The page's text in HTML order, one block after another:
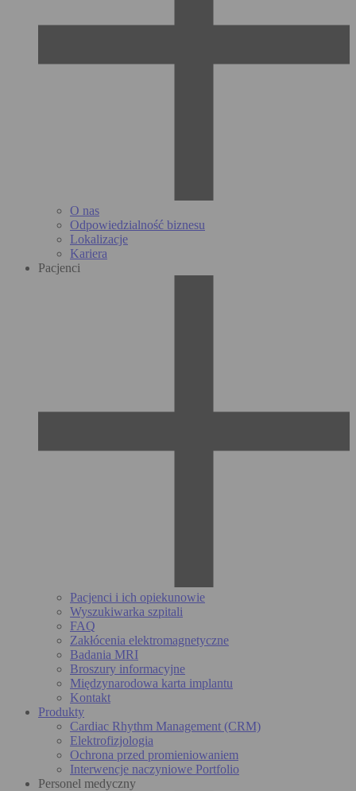
O nas
Odpowiedzialność biznesu
Lokalizacje
Kariera
Pacjenci
Pacjenci i ich opiekunowie
Wyszukiwarka szpitali
FAQ
Zakłócenia elektromagnetyczne
Badania MRI
Broszury informacyjne
Międzynarodowa karta implantu
Kontakt
Produkty
Cardiac Rhythm Management (CRM)
Elektrofizjologia
Ochrona przed promieniowaniem
Interwencje naczyniowe Portfolio
Personel medyczny